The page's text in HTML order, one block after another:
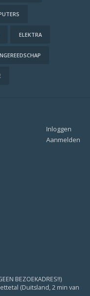
ELEKTRA
Inloggen
Aanmelden
BEZOEKADRES!!)
(Duitsland, 2 min van